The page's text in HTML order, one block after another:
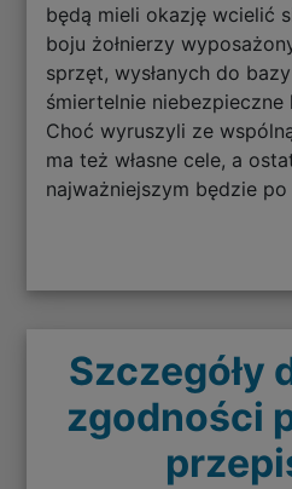
będą mieli okazję wcielić
boju żołnierzy
sprzęt, wysłanych do
śmiertelnie niebezpieczne
Choć wyruszyli ze
ma też własne cele, a
najważniejszym będzie
Szczegóły
zgodności